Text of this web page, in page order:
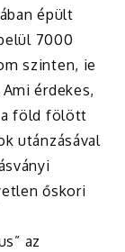
épült
7000
szinten, ie
érdekes,
a föld fölött
utánzásával
őskori
az